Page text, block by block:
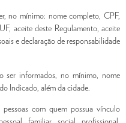
no mínimo: nome completo, CPF,
aceite deste Regulamento, aceite
e declaração de responsabilidade
ser informados, no mínimo, nome
Indicado, além da cidade.
com quem possua vínculo